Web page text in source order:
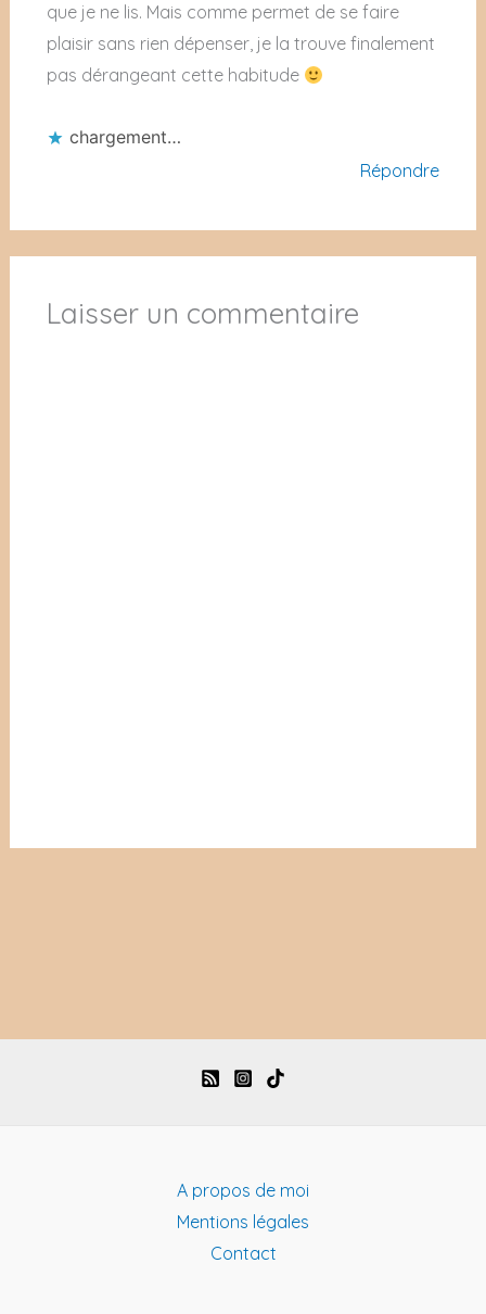
que je ne lis. Mais comme permet de se faire
plaisir sans rien dépenser, je la trouve finalement
pas dérangeant cette habitude
chargement…
Répondre
Laisser un commentaire
A propos de moi
Mentions légales
Contact